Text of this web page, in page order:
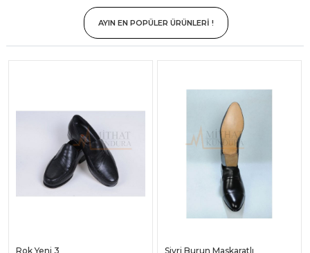
AYIN EN POPÜLER ÜRÜNLERİ !
Rok Yeni 3
Sivri Burun Maskaratlı